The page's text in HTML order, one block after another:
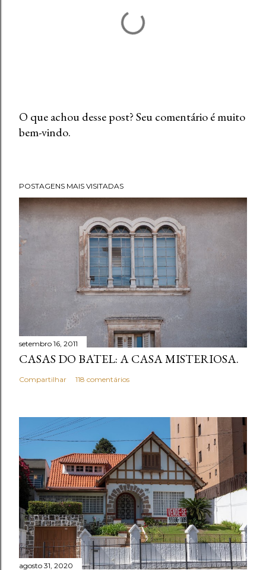
P
a
r
u
m
c
t
á
r
i
O que achou desse post? Seu comentário é muito
bem-vindo.
POSTAGENS MAIS VISITADAS
setembro 16, 2011
CASAS DO BATEL: A CASA MISTERIOSA.
Compartilhar 118 comentários
agosto 31, 2020